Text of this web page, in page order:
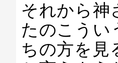
それから神
たのこうい
ちの方を見